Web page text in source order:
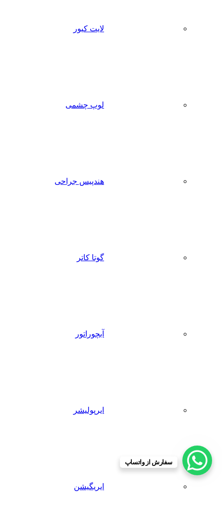
لایت کیور
لوپ چشمی
هندپیس جراحی
گوتا کاتر
آبچوراتور
ایرپولیشر
ایریگیشن
سفارش از واتساپ